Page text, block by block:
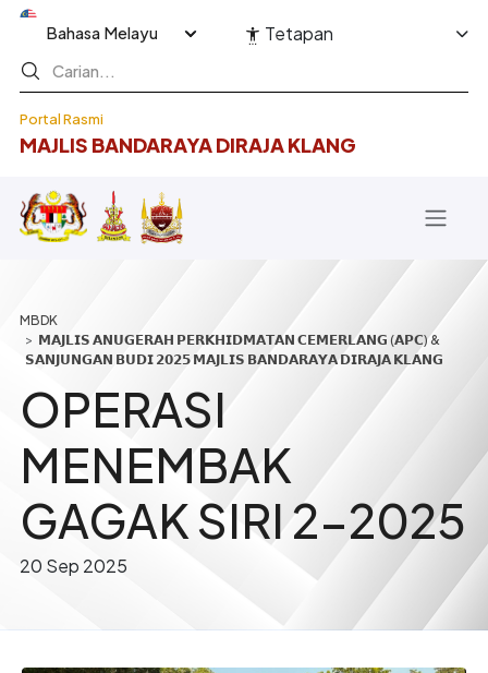
Langkau ke kandungan utama
Portal Rasmi
MAJLIS BANDARAYA DIRAJA KLANG
Select your language Tetapan
Breadcrumb
𝗠𝗔𝗝𝗟𝗜𝗦 𝗔𝗡𝗨𝗚𝗘𝗥𝗔𝗛 𝗣𝗘𝗥𝗞𝗛𝗜𝗗𝗠𝗔𝗧𝗔𝗡 𝗖𝗘𝗠𝗘𝗥𝗟𝗔𝗡𝗚 (𝗔𝗣𝗖) &
𝗦𝗔𝗡𝗝𝗨𝗡𝗚𝗔𝗡 𝗕𝗨𝗗𝗜 𝟮𝟬𝟮𝟱 𝗠𝗔𝗝𝗟𝗜𝗦 𝗕𝗔𝗡𝗗𝗔𝗥𝗔𝗬𝗔 𝗗𝗜𝗥𝗔𝗝𝗔 𝗞𝗟𝗔𝗡𝗚
OPERASI
MENEMBAK
GAGAK SIRI 2-2025
20 Sep 2025